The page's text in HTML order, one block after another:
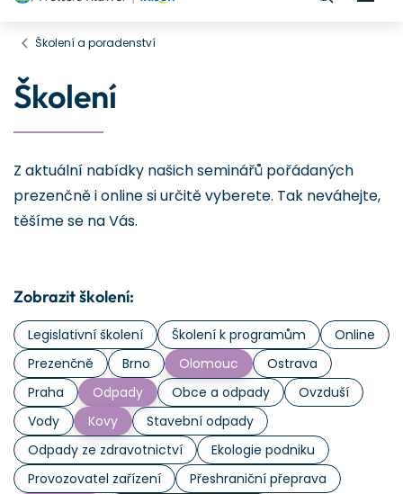
Školení a poradenství
Školení
Z aktuální nabídky našich seminářů pořádaných
prezenčně i online si určitě vyberete. Tak neváhejte,
těšíme se na Vás.
Zobrazit školení:
Legislativní školení Školení k programům
Online
Prezenčně
Brno Olomouc
Ostrava
Praha
Odpady Obce a odpady
Ovzduší
Vody
Kovy
Stavební odpady
Odpady ze zdravotnictví
Ekologie podniku
Provozovatel zařízení
Přeshraniční přeprava